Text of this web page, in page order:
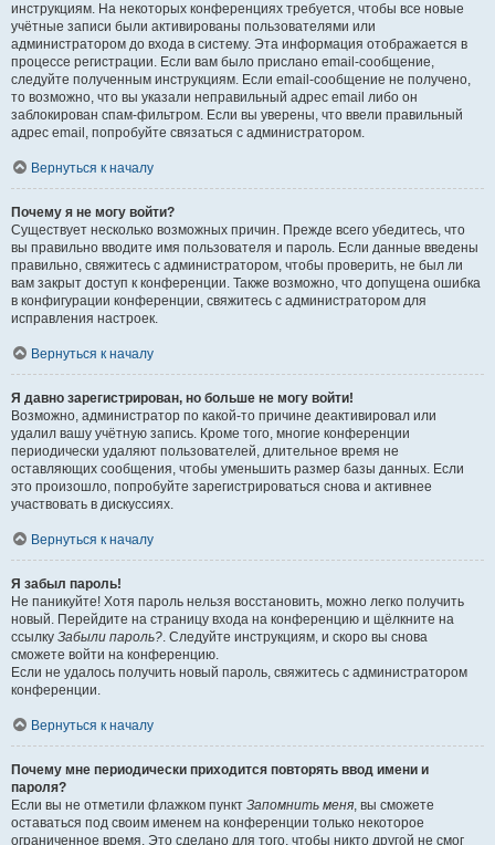
инструкциям. На некоторых конференциях требуется, чтобы все новые
учётные записи были активированы пользователями или
администратором до входа в систему. Эта информация отображается в
процессе регистрации. Если вам было прислано email-сообщение,
следуйте полученным инструкциям. Если email-сообщение не получено,
то возможно, что вы указали неправильный адрес email либо он
заблокирован спам-фильтром. Если вы уверены, что ввели правильный
адрес email, попробуйте связаться с администратором.
Вернуться к началу
Почему я не могу войти?
Существует несколько возможных причин. Прежде всего убедитесь, что
вы правильно вводите имя пользователя и пароль. Если данные введены
правильно, свяжитесь с администратором, чтобы проверить, не был ли
вам закрыт доступ к конференции. Также возможно, что допущена ошибка
в конфигурации конференции, свяжитесь с администратором для
исправления настроек.
Вернуться к началу
Я давно зарегистрирован, но больше не могу войти!
Возможно, администратор по какой-то причине деактивировал или
удалил вашу учётную запись. Кроме того, многие конференции
периодически удаляют пользователей, длительное время не
оставляющих сообщения, чтобы уменьшить размер базы данных. Если
это произошло, попробуйте зарегистрироваться снова и активнее
участвовать в дискуссиях.
Вернуться к началу
Я забыл пароль!
Не паникуйте! Хотя пароль нельзя восстановить, можно легко получить
новый. Перейдите на страницу входа на конференцию и щёлкните на
ссылку Забыли пароль?. Следуйте инструкциям, и скоро вы снова
сможете войти на конференцию.
Если не удалось получить новый пароль, свяжитесь с администратором
конференции.
Вернуться к началу
Почему мне периодически приходится повторять ввод имени и
пароля?
Если вы не отметили флажком пункт Запомнить меня, вы сможете
оставаться под своим именем на конференции только некоторое
ограниченное время. Это сделано для того, чтобы никто другой не смог